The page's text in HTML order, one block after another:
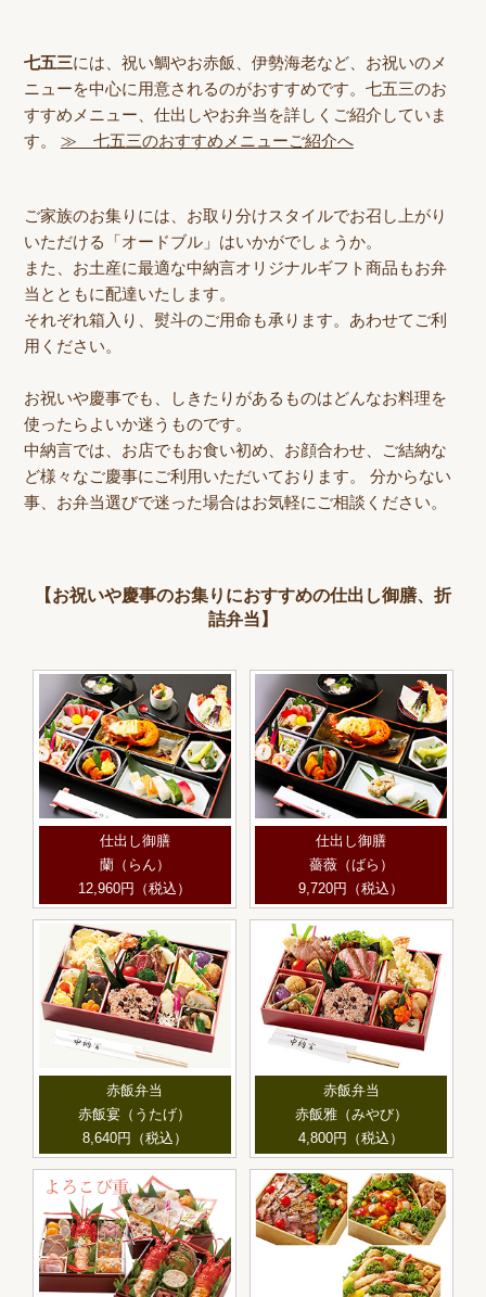
七五三には、祝い鯛やお赤飯、伊勢海老など、お祝いのメ
ニューを中心に用意されるのがおすすめです。七五三のお
すすめメニュー、仕出しやお弁当を詳しくご紹介していま
す。 ≫ 七五三のおすすめメニューご紹介へ
ご家族のお集りには、お取り分けスタイルでお召し上がり
いただける「オードブル」はいかがでしょうか。
また、お土産に最適な中納言オリジナルギフト商品 もお弁
当とともに配達いたします。
それぞれ箱入り、熨斗のご用命も承ります。あわせてご利
用ください。
お祝いや慶事でも、しきたりがあるものはどんなお料理を
使ったらよいか迷うものです。
中納言では、お店でもお食い初め、お顔合わせ、ご結納な
ど様々なご慶事にご利用いただいております。 分からない
事、お弁当選びで迷った場合はお気軽にご相談ください。
【お祝いや慶事のお集りにおすすめの仕出し御膳、折
詰弁当】
仕出し御膳
蘭（らん）
12,960円（税込）
仕出し御膳
薔薇（ばら）
9,720円（税込）
赤飯弁当
赤飯宴（うたげ）
8,640円（税込）
赤飯弁当
赤飯雅（みやび）
4,800円（税込）